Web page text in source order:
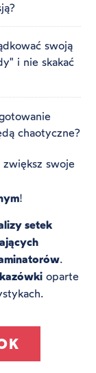
swoją
i nie skakać
chaotyczne?
swoje
!
setek
.
oparte